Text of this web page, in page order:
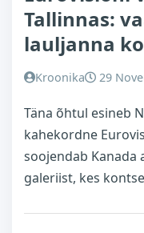
Tallinnas:
lauljanna
Kroonika 29
Täna õhtul esineb
kahekordne
soojendab Kanada
galeriist, kes